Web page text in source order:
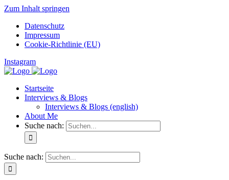
Zum Inhalt springen
Datenschutz
Impressum
Cookie-Richtlinie (EU)
Instagram
Startseite
Interviews & Blogs
Interviews & Blogs (english)
About Me
Suche nach:
Suche nach: